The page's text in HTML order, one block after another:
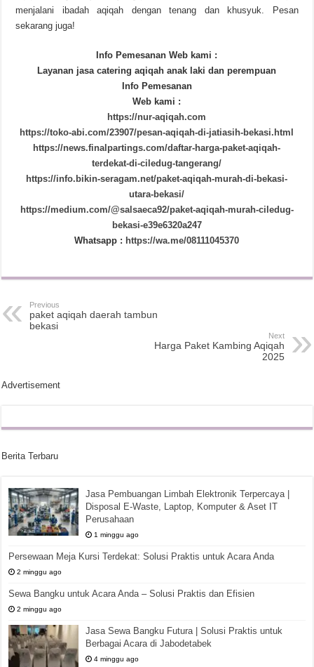
menjalani ibadah aqiqah dengan tenang dan khusyuk. Pesan
sekarang juga!
Info Pemesanan Web kami :
Layanan jasa catering aqiqah anak laki dan perempuan
Info Pemesanan
Web kami :
https://nur-aqiqah.com
https://toko-abi.com/23907/pesan-aqiqah-di-jatiasih-bekasi.html
https://news.finalpartings.com/daftar-harga-paket-aqiqah-
terdekat-di-ciledug-tangerang/
https://info.bikin-seragam.net/paket-aqiqah-murah-di-bekasi-
utara-bekasi/
https://medium.com/@salsaeca92/paket-aqiqah-murah-ciledug-
bekasi-e39e6320a247
Whatsapp : https://wa.me/08111045370
Previous
paket aqiqah daerah tambun
bekasi
Next
Harga Paket Kambing Aqiqah
2025
Advertisement
Berita Terbaru
Jasa Pembuangan Limbah Elektronik Terpercaya |
Disposal E-Waste, Laptop, Komputer & Aset IT
Perusahaan
1 minggu ago
Persewaan Meja Kursi Terdekat: Solusi Praktis untuk Acara Anda
2 minggu ago
Sewa Bangku untuk Acara Anda – Solusi Praktis dan Efisien
2 minggu ago
Jasa Sewa Bangku Futura | Solusi Praktis untuk
Berbagai Acara di Jabodetabek
4 minggu ago